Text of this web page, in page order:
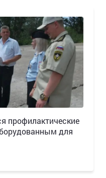
профилактические
для